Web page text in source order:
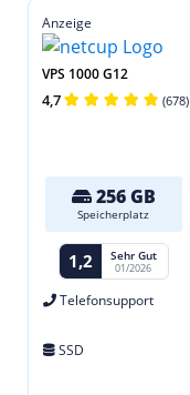
Anzeige
VPS 1000 G12
4,7 (678)
256 GB
Speicherplatz
1,2 Sehr Gut
01/2026
Telefonsupport
SSD